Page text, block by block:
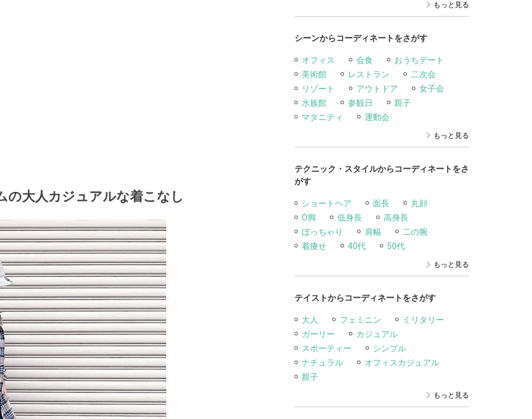
の大人カジュアルな着こなし
もっと見る
シーンからコーディネートをさがす
オフィス 会食
おうちデート
美術館
レストラン
二次会
リゾート
アウトドア
女子会
水族館
参観日
親子
マタニティ
運動会
もっと見る
テクニック・スタイルからコーディネートをさ
がす
ショートヘア 面長
丸顔
O脚
低身長
高身長
ぼっちゃり
肩幅
二の腕
着痩せ
40代 50代
もっと見る
テイストからコーディネートをさがす
大人 フェミニン
ミリタリー
ガーリー
カジュアル
スポーティー
シンプル
ナチュラル
オフィスカジュアル
親子
もっと見る